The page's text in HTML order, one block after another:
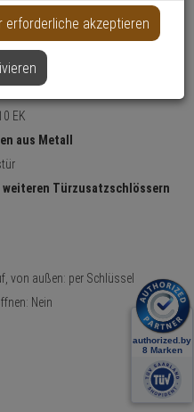
EK
aus Metall
Türzusatzschlössern
von außen: per Schlüssel
Nein
erforderliche akzeptieren